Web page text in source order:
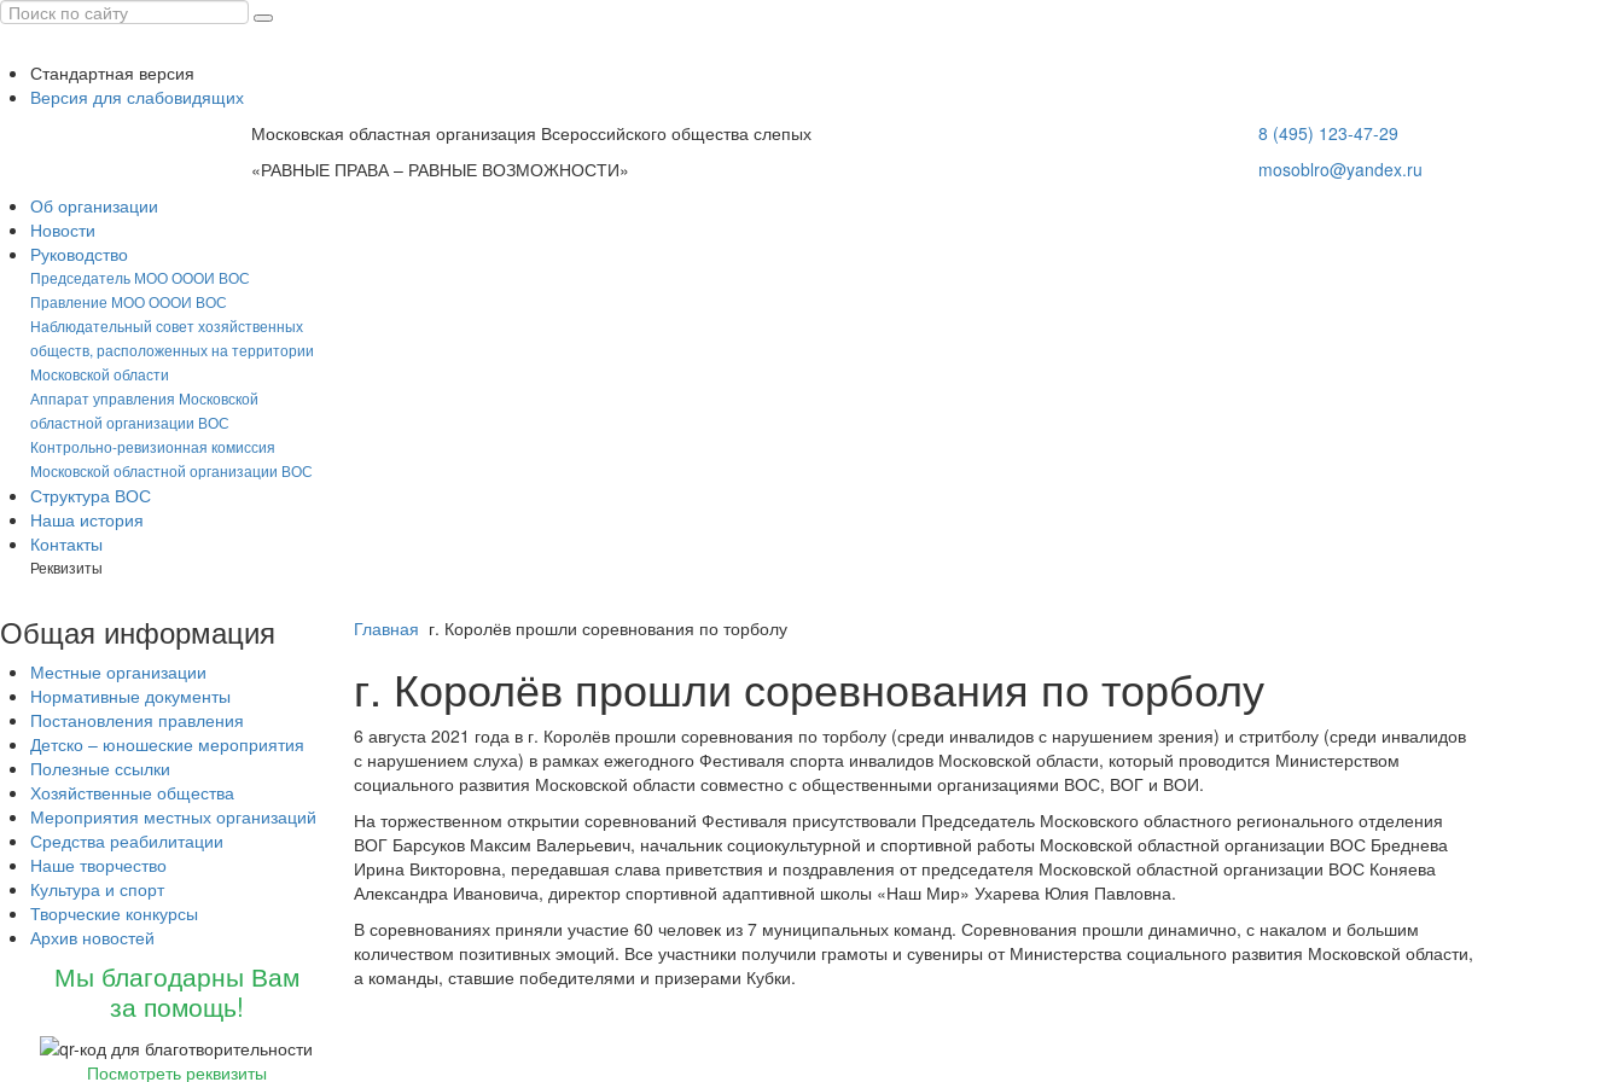
Стандартная версия
Версия для слабовидящих
Московская областная организация Всероссийского общества слепых
«РАВНЫЕ ПРАВА – РАВНЫЕ ВОЗМОЖНОСТИ»
8 (495) 123-47-29
mosoblro@yandex.ru
Об организации
Новости
Руководство
Председатель МОО ОООИ ВОС
Правление МОО ОООИ ВОС
Наблюдательный совет хозяйственных
обществ, расположенных на территории
Московской области
Аппарат управления Московской
областной организации ВОС
Контрольно-ревизионная комиссия
Московской областной организации ВОС
Структура ВОС
Наша история
Контакты
Реквизиты
Главная г. Королёв прошли соревнования по торболу
г. Королёв прошли соревнования по торболу
6 августа 2021 года в г. Королёв прошли соревнования по торболу (среди инвалидов с нарушением зрения) и стритболу (среди инвалидов
с нарушением слуха) в рамках ежегодного Фестиваля спорта инвалидов Московской области, который проводится Министерством
социального развития Московской области совместно с общественными организациями ВОС, ВОГ и ВОИ.
На торжественном открытии соревнований Фестиваля присутствовали Председатель Московского областного регионального отделения
ВОГ Барсуков Максим Валерьевич, начальник социокультурной и спортивной работы Московской областной организации ВОС Бреднева
Ирина Викторовна, передавшая слава приветствия и поздравления от председателя Московской областной организации ВОС Коняева
Александра Ивановича, директор спортивной адаптивной школы «Наш Мир» Ухарева Юлия Павловна.
В соревнованиях приняли участие 60 человек из 7 муниципальных команд. Соревнования прошли динамично, с накалом и большим
количеством позитивных эмоций. Все участники получили грамоты и сувениры от Министерства социального развития Московской области,
а команды, ставшие победителями и призерами Кубки.
Общая информация
Местные организации
Нормативные документы
Постановления правления
Детско – юношеские мероприятия
Полезные ссылки
Хозяйственные общества
Мероприятия местных организаций
Средства реабилитации
Наше творчество
Культура и спорт
Творческие конкурсы
Архив новостей
Мы благодарны Вам
за помощь!
Посмотреть реквизиты